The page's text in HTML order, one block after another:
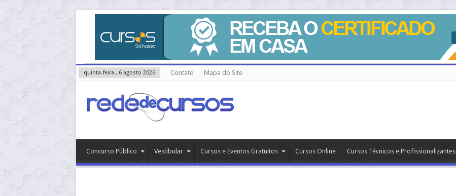
quinta-feira , 6 agosto 2026 Contato Mapa do Site
Concurso Público Vestibular Cursos e Eventos Gratuitos Cursos Online Cursos Técnicos e Profissionalizantes